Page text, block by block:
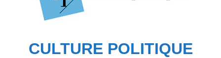
CULTURE POLITIQUE